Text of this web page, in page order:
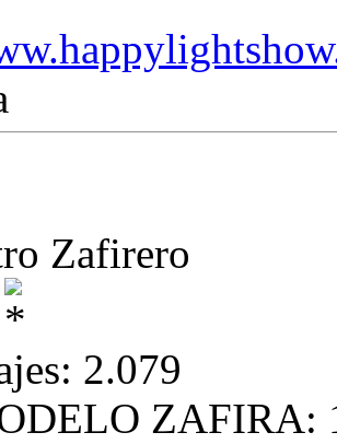
Zafirero
2.079
ZAFIRA: